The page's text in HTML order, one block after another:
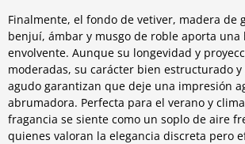
Finalmente, el fondo de vetiver, madera de
benjuí, ámbar y musgo de roble aporta una
envolvente. Aunque su longevidad y
moderadas, su carácter bien estructurado
agudo garantizan que deje una impresión
abrumadora. Perfecta para el verano y
fragancia se siente como un soplo de aire
quienes valoran la elegancia discreta pero